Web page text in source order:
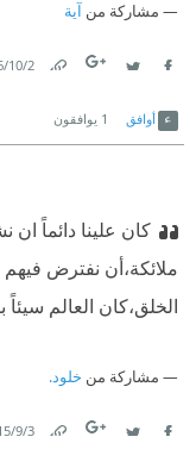
مشاركة من آية
2‏/10‏/2016
أوافق 1 يوافقون
كان علينا دائماً
ملائكة،أن نفترض فيهم
الخلق،كان العالم سيئاً
مشاركة من خلود.
3‏/9‏/2015